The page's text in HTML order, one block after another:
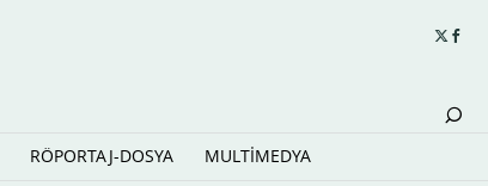
RÖPORTAJ-DOSYA MULTİMEDYA